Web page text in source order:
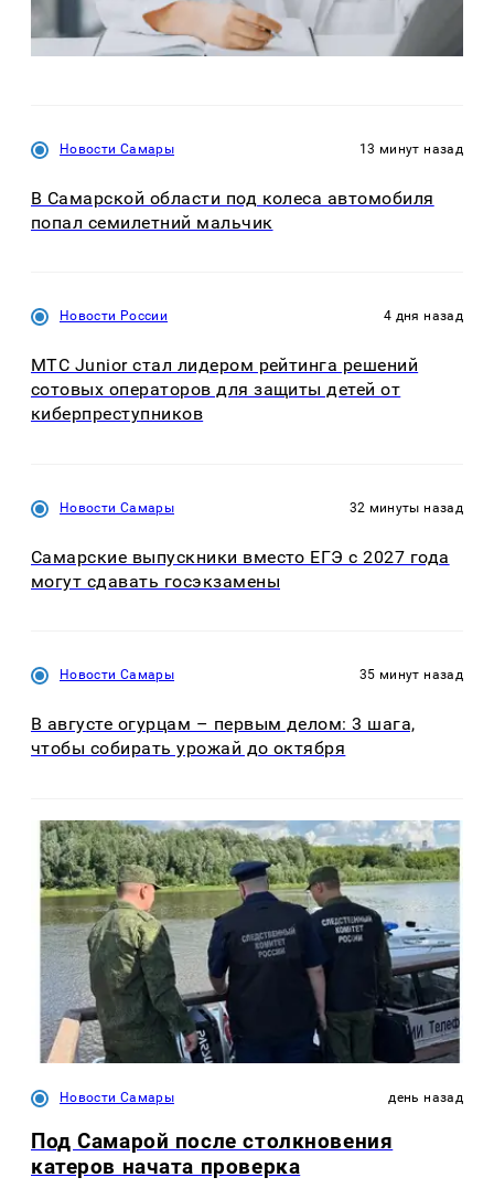
Новости Самары 13 минут назад
В Самарской области под колеса автомобиля
попал семилетний мальчик
Новости России 4 дня назад
МТС Junior стал лидером рейтинга решений
сотовых операторов для защиты детей от
киберпреступников
Новости Самары 32 минуты назад
Самарские выпускники вместо ЕГЭ с 2027 года
могут сдавать госэкзамены
Новости Самары 35 минут назад
В августе огурцам – первым делом: 3 шага,
чтобы собирать урожай до октября
Новости Самары день назад
Под Самарой после столкновения
катеров начата проверка